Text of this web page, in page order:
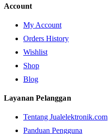
Account
My Account
Orders History
Wishlist
Shop
Blog
Layanan Pelanggan
Tentang Jualelektronik.com
Panduan Pengguna